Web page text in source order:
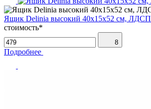
Ящик Delinia высокий 40х15х52 см, ЛДСП
стоимость*
8
Подробнее